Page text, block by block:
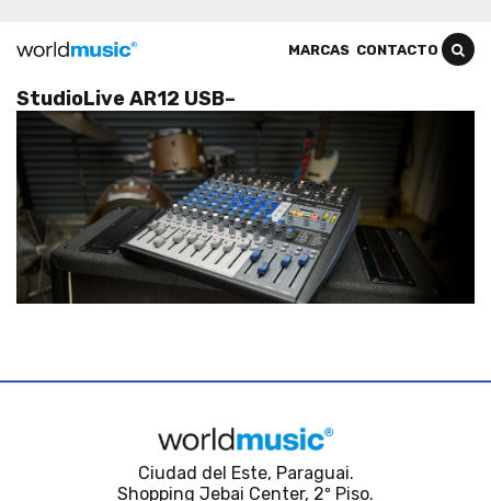
MARCAS CONTACTO
StudioLive AR12 USB–
Ciudad del Este, Paraguai.
Shopping Jebai Center, 2º Piso.